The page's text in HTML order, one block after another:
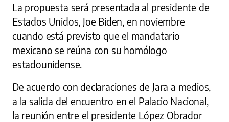
La propuesta será presentada al presidente de
Estados Unidos, Joe Biden, en noviembre
cuando está previsto que el mandatario
mexicano se reúna con su homólogo
estadounidense.
De acuerdo con declaraciones de Jara a medios,
a la salida del encuentro en el Palacio Nacional,
la reunión entre el presidente López Obrador